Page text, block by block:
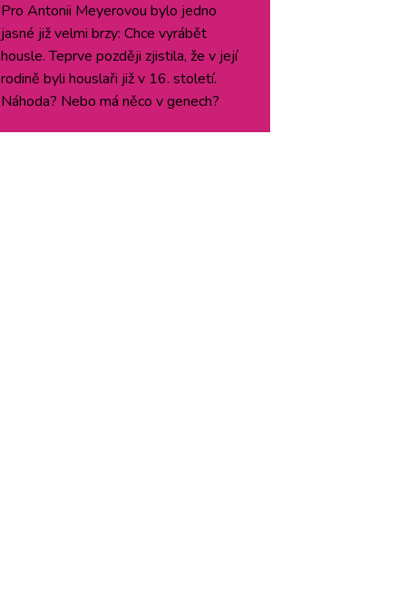
Pro Antonii Meyerovou bylo jedno
jasné již velmi brzy: Chce vyrábět
housle. Teprve později zjistila, že v její
rodině byli houslaři již v 16. století.
Náhoda? Nebo má něco v genech?